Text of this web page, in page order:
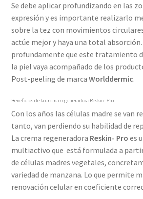
Se debe aplicar profundizando en las
expresión y es importante realizarlo
sobre la tez con movimientos
actúe mejor y haya una total absorción.
profundamente que este tratamiento
la piel vaya acompañado de los
Post-peeling de marca Worlddermic.
Beneficios de la crema regeneradora Reskin- Pro
Con los años las células madre se van
tanto, van perdiendo su habilidad de
La crema regeneradora Reskin- Pro es
multiactivo que está formulada a
de células madres vegetales,
variedad de manzana. Lo que permite
renovación celular en coeficiente